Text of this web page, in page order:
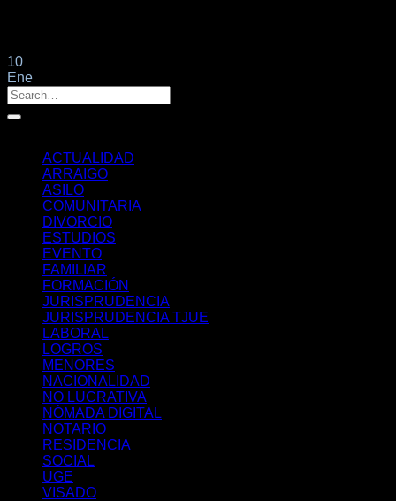
10
Ene
ACTUALIDAD
ARRAIGO
ASILO
COMUNITARIA
DIVORCIO
ESTUDIOS
EVENTO
FAMILIAR
FORMACIÓN
JURISPRUDENCIA
JURISPRUDENCIA TJUE
LABORAL
LOGROS
MENORES
NACIONALIDAD
NO LUCRATIVA
NÓMADA DIGITAL
NOTARIO
RESIDENCIA
SOCIAL
UGE
VISADO